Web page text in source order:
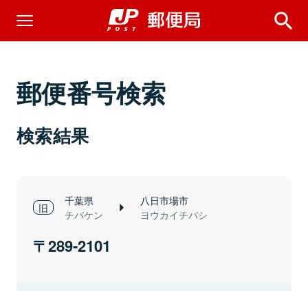
郵便番号検索
検索結果
千葉県
チバケン
八日市場市
ヨウカイチバシ
289-2101